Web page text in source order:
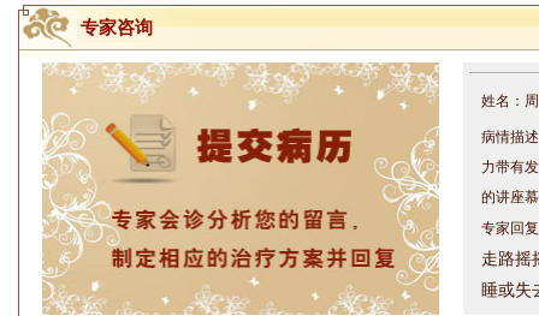
专家咨询
姓名：
病情描
力带有
的讲座
专家回
走路摇
睡或失
问题都